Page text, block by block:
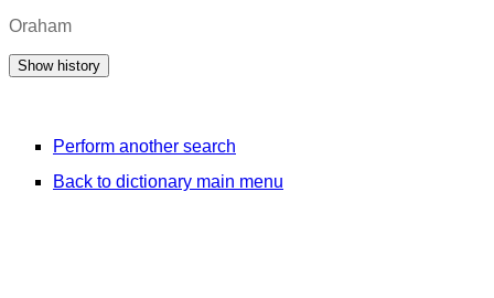
Oraham
Perform another search
Back to dictionary main menu